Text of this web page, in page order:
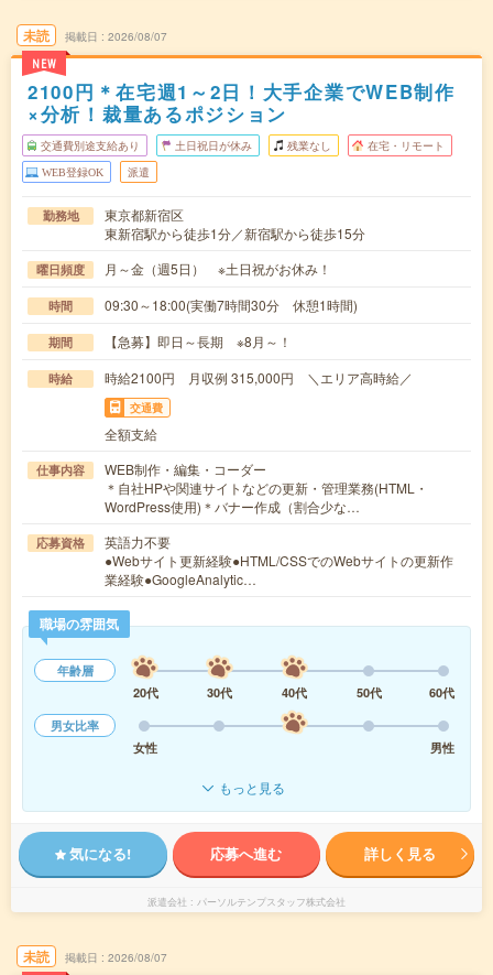
未読
NEW
掲載日 2026/08/07
2100円＊在宅週1～2日！大手企業でWEB制作
×分析！裁量あるポジション
交通費別途支給あり 土日祝日が休み 残業なし 在宅・リモート
WEB登録OK 派遣
勤務地
東京都新宿区
東新宿駅から徒歩1分／新宿駅から徒歩15分
曜日頻度 月～金（週5日） ※土日祝がお休み！
時間 09:30～18:00(実働7時間30分 休憩1時間)
期間 【急募】即日～長期 ※8月～！
時給 時給2100円 月収例 315,000円 ＼エリア高時給／
交通費
全額支給
仕事内容
WEB制作・編集・コーダー
＊自社HPや関連サイトなどの更新・管理業務(HTML・
WordPress使用)＊バナー作成（割合少な…
応募資格
英語力不要
●Webサイト更新経験●HTML/CSSでのWebサイトの更新作
業経験●GoogleAnalytic…
職場の雰囲気
年齢層
20代
30代 40代 50代
60代
男女比率
女性
男性
もっと見る
気になる! 応募へ進む 詳しく見る
派遣会社 パーソルテンプスタッフ株式会社
未読 掲載日 2026/08/07